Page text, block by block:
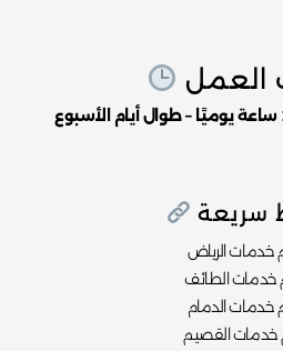
العمل
سريعة
الرياض
الطائف
الدمام
القصيم